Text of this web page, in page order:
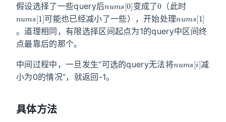
假设选择了一些query后 变成了 （此时
nums[1]
可能也已经减小了一些），开始处理
nu
。道理相同，有限选择区间起点为1的query中区间终
点最靠后的那个。
中间过程中，一旦发生“可选的query无法将
减
小为0的情况”，就返回-1。
具体方法